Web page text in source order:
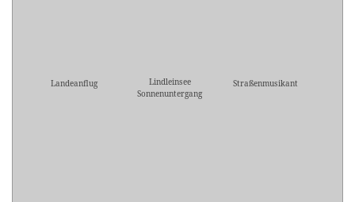
Landeanflug
Lindleinsee
Sonnenuntergang
Straßenmusikant